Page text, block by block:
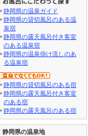
静岡県の温泉ガイド
静岡県の貸切風呂のある温
泉宿
静岡県の露天風呂付き客室
のある温泉宿
静岡県の温泉掛け流しのあ
る温泉宿
静岡県の貸切風呂のある宿
静岡県の露天風呂付き客室
のある宿
静岡県の露天風呂のある宿
静岡県の温泉地